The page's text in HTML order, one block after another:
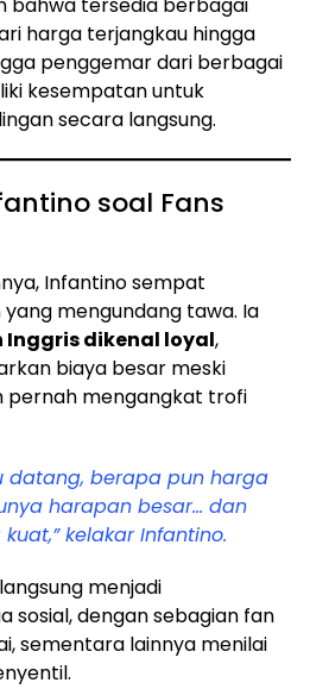
harga terjangkau hingga
penggemar dari berbagai
kesempatan untuk
secara langsung.
soal Fans
Infantino sempat
mengundang tawa. Ia
Inggris dikenal loyal,
biaya besar meski
pernah mengangkat trofi
datang, berapa pun harga
harapan besar… dan
kelakar Infantino.
menjadi
sosial, dengan sebagian fan
sementara lainnya menilai